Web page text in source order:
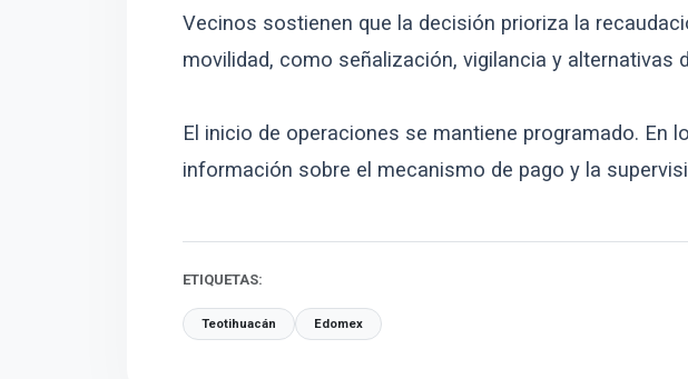
Vecinos sostienen que la decisión prioriza la
movilidad, como señalización, vigilancia y alternativas
El inicio de operaciones se mantiene programado. En
información sobre el mecanismo de pago y la
ETIQUETAS:
Teotihuacán Edomex